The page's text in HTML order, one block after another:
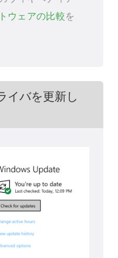
ウェアの比較を
イバを更新し